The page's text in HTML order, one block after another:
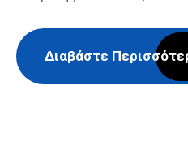
Διαβάστε